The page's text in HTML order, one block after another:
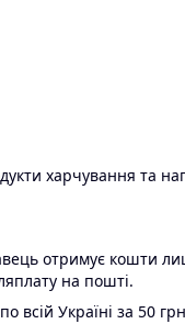
харчування та
отримує кошти
на пошті.
Україні за 50